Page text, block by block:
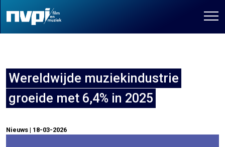
Wereldwijde muziekindustrie
groeide met 6,4% in 2025
Nieuws | 18-03-2026